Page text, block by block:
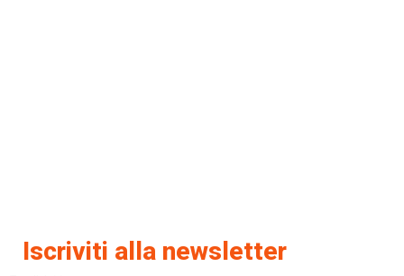
Iscriviti alla newsletter